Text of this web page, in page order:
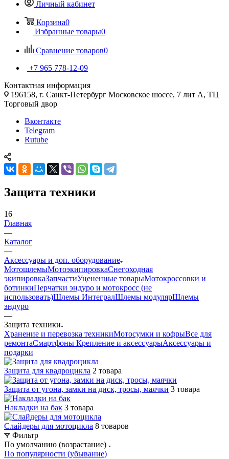
Личный кабинет
Корзина0
Избранные товары0
Сравнение товаров0
+7 965 778-12-09
Контактная информация
196158, г. Санкт-Петербург Московское шоссе, 7 лит А, ТЦ
Торговый двор
Вконтакте
Telegram
Rutube
Защита техники
16
Главная
—
Каталог
—
Аксессуары и доп. оборудование
МотошлемыМотоэкипировкаСнегоходная
экипировкаЗапчастиУцененные товарыМотокроссовки и
ботинкиПерчатки эндуро и мотокросс (не
использовать)Шлемы ИнтегралШлемы модулярШлемы
эндуро
—
Защита техники
Хранение и перевозка техникиМотосумки и кофрыВсе для
ремонтаСмартфоны Крепление и аксессуарыАксессуары и
подарки
Защита для квадроцикла 2 товара
Защита от угона, замки на диск, тросы, маячки 3 товара
Накладки на бак 3 товара
Слайдеры для мотоцикла 8 товаров
Фильтр
По умолчанию (возрастание)
По популярности (убывание)